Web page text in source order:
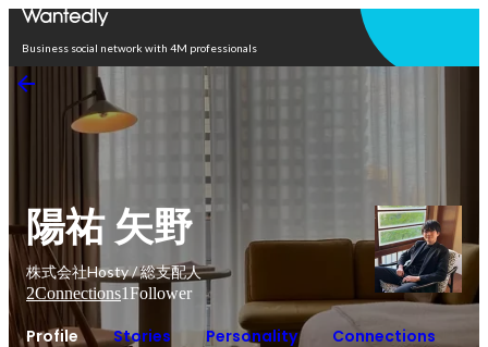
Business social network with 4M professionals
陽祐 矢野
株式会社Hosty / 総支配人
2Connections1Follower
Profile Stories Personality Connections